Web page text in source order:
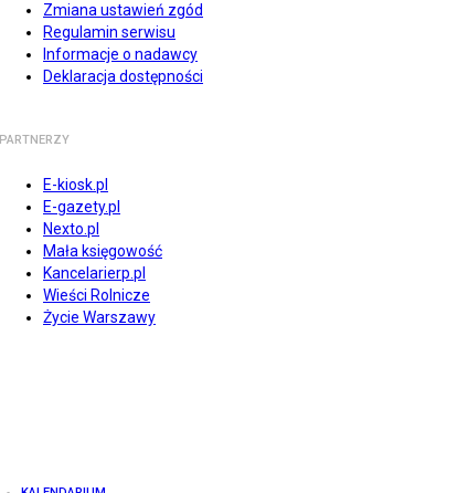
Zmiana ustawień zgód
Regulamin serwisu
Informacje o nadawcy
Deklaracja dostępności
PARTNERZY
E-kiosk.pl
E-gazety.pl
Nexto.pl
Mała księgowość
Kancelarierp.pl
Wieści Rolnicze
Życie Warszawy